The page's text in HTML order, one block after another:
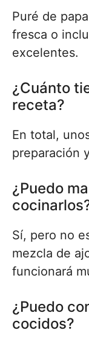
Puré de
fresca o
excelentes.
¿Cuánto
receta?
En total,
preparación
¿Puedo
Sí, pero no
mezcla de
funcionará
¿Puedo
cocidos?